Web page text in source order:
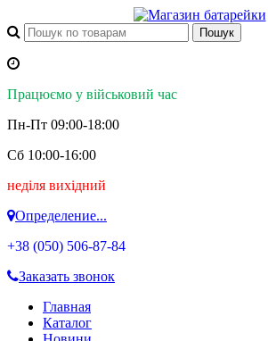
Працюємо у військовий час
Пн-Пт 09:00-18:00
Сб 10:00-16:00
неділя вихідний
Определение...
+38 (050) 506-87-84
Заказать звонок
Главная
Каталог